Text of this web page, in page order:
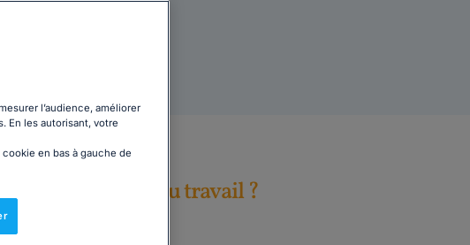
?
selon le Code du travail ?
l’audience, améliorer
En les autorisant, votre
en bas à gauche de